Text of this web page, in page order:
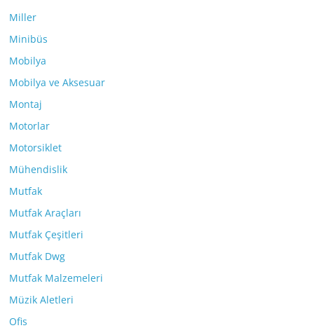
Miller
Minibüs
Mobilya
Mobilya ve Aksesuar
Montaj
Motorlar
Motorsiklet
Mühendislik
Mutfak
Mutfak Araçları
Mutfak Çeşitleri
Mutfak Dwg
Mutfak Malzemeleri
Müzik Aletleri
Ofis